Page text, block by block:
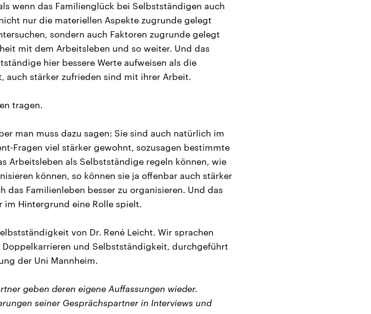
wenn das Familienglück bei Selbstständigen auch
nur die materiellen Aspekte zugrunde gelegt
sondern auch Faktoren zugrunde gelegt
mit dem Arbeitsleben und so weiter. Und das
hier bessere Werte aufweisen als die
auch stärker zufrieden sind mit ihrer Arbeit.
tragen.
man muss dazu sagen: Sie sind auch natürlich im
Fragen viel stärker gewohnt, sozusagen bestimmte
Arbeitsleben als Selbstständige regeln können, wie
können, so können sie ja offenbar auch stärker
das Familienleben besser zu organisieren. Und das
im Hintergrund eine Rolle spielt.
von Dr. René Leicht. Wir sprachen
und Selbstständigkeit, durchgeführt
der Uni Mannheim.
geben deren eigene Auffassungen wieder.
seiner Gesprächspartner in Interviews und